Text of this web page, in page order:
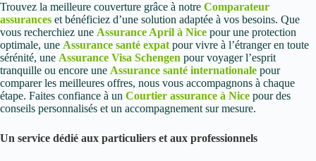
Trouvez la meilleure couverture grâce à notre Comparateur
assurances et bénéficiez d’une solution adaptée à vos besoins. Que
vous recherchiez une Assurance April à Nice pour une protection
optimale, une Assurance santé expat pour vivre à l’étranger en toute
sérénité, une Assurance Visa Schengen pour voyager l’esprit
tranquille ou encore une Assurance santé internationale pour
comparer les meilleures offres, nous vous accompagnons à chaque
étape. Faites confiance à un Courtier assurance à Nice pour des
conseils personnalisés et un accompagnement sur mesure.
Un service dédié aux particuliers et aux professionnels